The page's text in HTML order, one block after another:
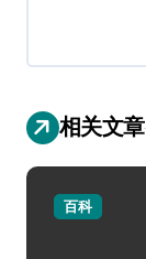
相关文章
百科